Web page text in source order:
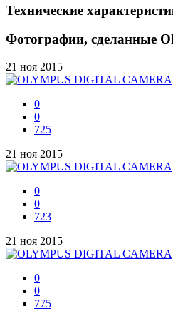
Технические
Фотографии, сделанные
21 ноя 2015
0
0
725
21 ноя 2015
0
0
723
21 ноя 2015
0
0
775